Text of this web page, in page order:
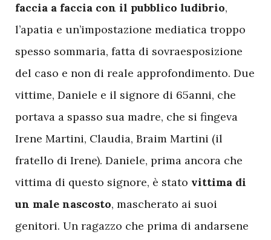
faccia a faccia con il pubblico ludibrio,
l’apatia e un’impostazione mediatica troppo
spesso sommaria, fatta di sovraesposizione
del caso e non di reale approfondimento. Due
vittime, Daniele e il signore di 65anni, che
portava a spasso sua madre, che si fingeva
Irene Martini, Claudia, Braim Martini (il
fratello di Irene). Daniele, prima ancora che
vittima di questo signore, è stato vittima di
un male nascosto, mascherato ai suoi
genitori. Un ragazzo che prima di andarsene